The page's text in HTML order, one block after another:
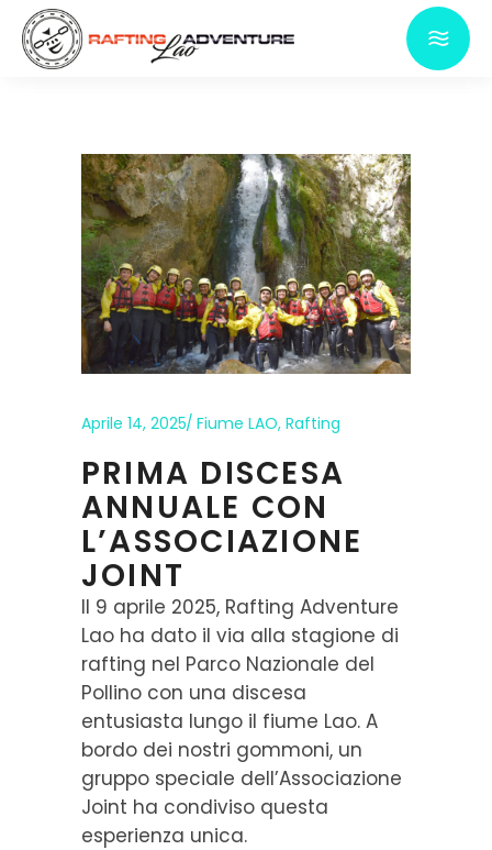
Aprile 14, 2025 Fiume LAO, Rafting
PRIMA DISCESA
ANNUALE CON
L’ASSOCIAZIONE
JOINT
Il 9 aprile 2025, Rafting Adventure
Lao ha dato il via alla stagione di
rafting nel Parco Nazionale del
Pollino con una discesa
entusiasta lungo il fiume Lao. A
bordo dei nostri gommoni, un
gruppo speciale dell’Associazione
Joint ha condiviso questa
esperienza unica.​